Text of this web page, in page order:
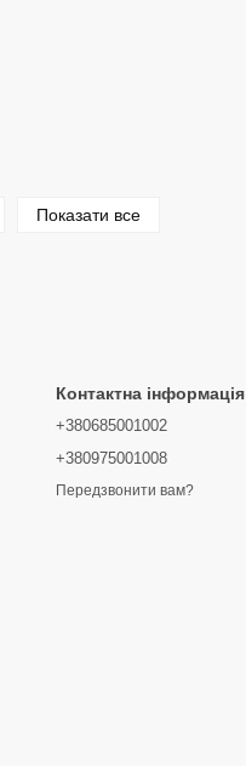
Показати все
Контактна інформація
+380685001002
+380975001008
Передзвонити вам?